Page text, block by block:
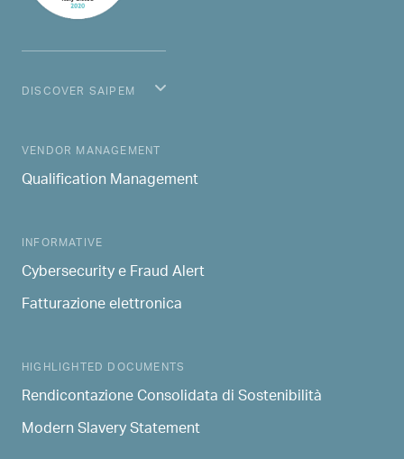
DISCOVER SAIPEM
MAIN NAVIGATION
VENDOR MANAGEMENT
Qualification Management
INFORMATIVE
Cybersecurity e Fraud Alert
Fatturazione elettronica
HIGHLIGHTED DOCUMENTS
Rendicontazione Consolidata di Sostenibilità
Modern Slavery Statement